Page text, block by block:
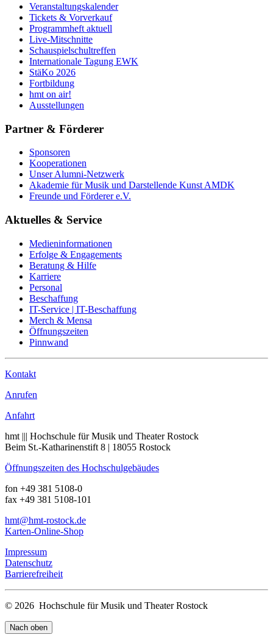
Veranstaltungskalender
Tickets & Vorverkauf
Programmheft aktuell
Live-Mitschnitte
Schauspielschultreffen
Internationale Tagung EWK
StäKo 2026
Fortbildung
hmt on air!
Ausstellungen
Partner & Förderer
Sponsoren
Kooperationen
Unser Alumni-Netzwerk
Akademie für Musik und Darstellende Kunst AMDK
Freunde und Förderer e.V.
Aktuelles & Service
Medieninformationen
Erfolge & Engagements
Beratung & Hilfe
Karriere
Personal
Beschaffung
IT-Service | IT-Beschaffung
Merch & Mensa
Öffnungszeiten
Pinnwand
Kontakt
Anrufen
Anfahrt
hmt ||| Hochschule für Musik und Theater Rostock
Beim St.-Katharinenstift 8 | 18055 Rostock
Öffnungszeiten des Hochschulgebäudes
fon +49 381 5108-0
fax +49 381 5108-101
hmt@hmt-rostock.de
Karten-Online-Shop
Impressum
Datenschutz
Barrierefreiheit
© 2026 Hochschule für Musik und Theater Rostock
Nach oben